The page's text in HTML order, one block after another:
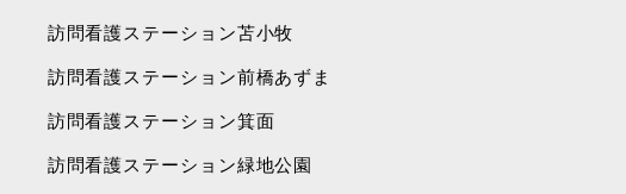
訪問看護ステーション苫小牧
訪問看護ステーション前橋あずま
訪問看護ステーション箕面
訪問看護ステーション緑地公園